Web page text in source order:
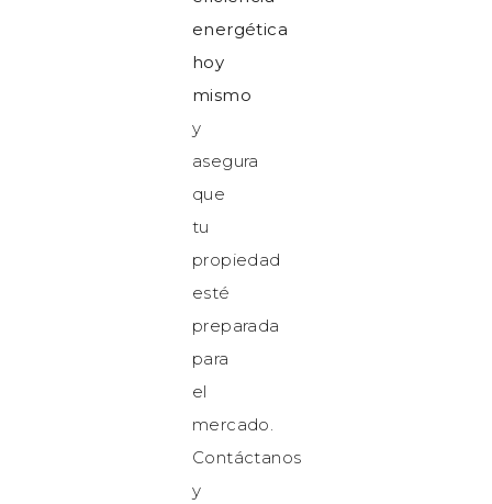
energética
hoy
mismo
y
asegura
que
tu
propiedad
esté
preparada
para
el
mercado.
Contáctanos
y